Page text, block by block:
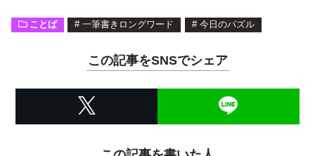
ことば # 一筆書きロングワード # 今日のパズル
この記事をSNSでシェア